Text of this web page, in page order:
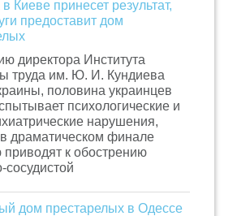
в Киеве принесет результат,
предоставит дом
директора Института
труда им. Ю. И. Кундиева
половина украинцев
психологические и
нарушения,
драматическом финале
приводят к обострению
сосудистой
дом престарелых в Одессе